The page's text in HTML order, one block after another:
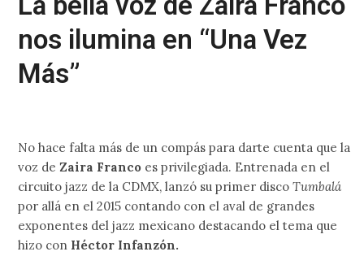
nos ilumina en “Una Vez
Más”
No hace falta más de un compás para darte cuenta que la
voz de Zaira Franco es privilegiada. Entrenada en el
circuito jazz de la CDMX, lanzó su primer discoTumbalá
por allá en el 2015 contando con el aval de grandes
exponentes del jazz mexicano destacando el tema que
hizo con Héctor Infanzón.